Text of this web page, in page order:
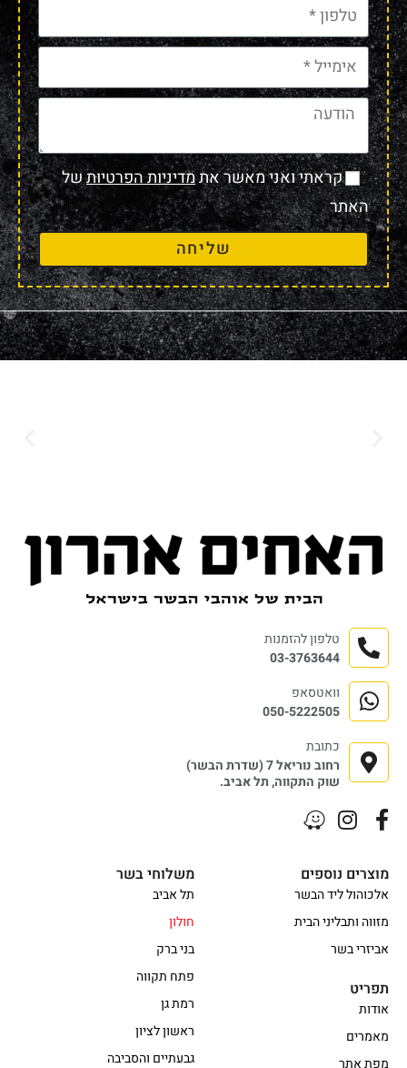
קראתי ואני מאשר אתמדיניות הפרטיותשל
האתר
שליחה
משלוחי בשר
תל אביב
חולון
בני ברק
פתח תקווה
רמת גן
ראשון לציון
גבעתיים והסביבה
מוצרים נוספים
אלכוהול ליד הבשר
מזווה ותבליני הבית
אביזרי בשר
תפריט
אודות
מאמרים
מפת אתר
טלפון להזמנות
03-3763644
וואטסאפ
050-5222505
כתובת
רחוב נוריאל 7 (שדרת הבשר)
שוק התקווה, תל אביב.